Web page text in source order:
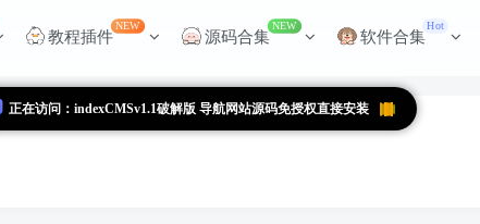
教程插件
NEW
源码合集
NEW
软件合集
Hot